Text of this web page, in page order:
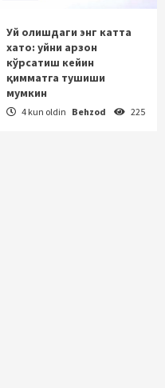
Уй олишдаги энг катта
хато: уйни арзон
кўрсатиш кейин
қимматга тушиши
мумкин
4 kun oldin Behzod 225